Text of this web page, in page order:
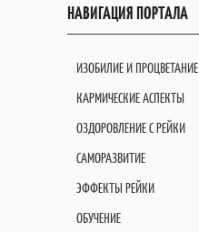
НАВИГАЦИЯ ПОРТАЛА
ИЗОБИЛИЕ И ПРОЦВЕТАНИЕ
КАРМИЧЕСКИЕ АСПЕКТЫ
ОЗДОРОВЛЕНИЕ С РЕЙКИ
САМОРАЗВИТИЕ
ЭФФЕКТЫ РЕЙКИ
ОБУЧЕНИЕ